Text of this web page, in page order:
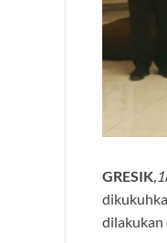
GRESIK,
dilakukan